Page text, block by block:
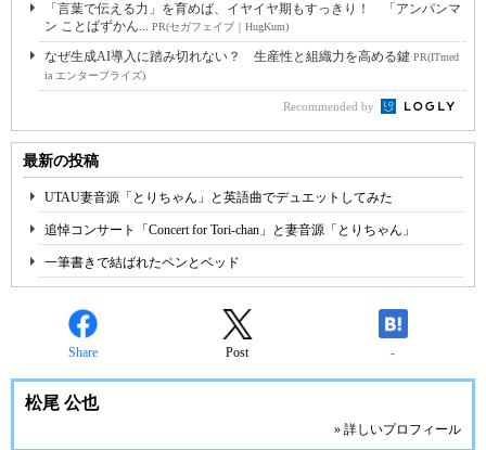
「言葉で伝える力」を育めば、イヤイヤ期もすっきり！ 「アンパンマ
ン ことばずかん... PR(セガフェイブ｜HugKum)
なぜ生成AI導入に踏み切れない？ 生産性と組織力を高める鍵 PR(ITmed
ia エンタープライズ)
Recommended by
最新の投稿
UTAU妻音源「とりちゃん」と英語曲でデュエットしてみた
追悼コンサート「Concert for Tori-chan」と妻音源「とりちゃん」
一筆書きで結ばれたペンとベッド
Share Post -
松尾 公也
» 詳しいプロフィール